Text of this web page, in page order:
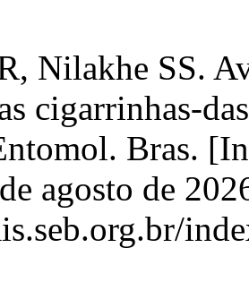
Nilakhe SS.
cigarrinhas-
Bras.
agosto de